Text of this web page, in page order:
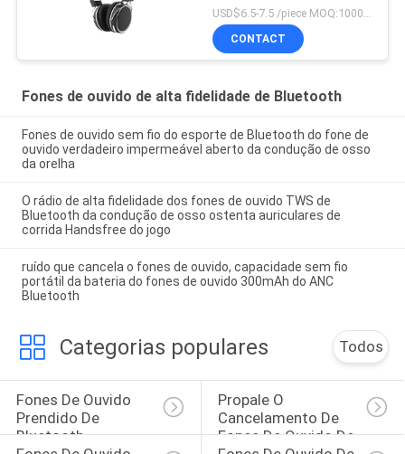
Bluetooth do controle do
toque para o esporte
USD$6.5-7.5 /piece MOQ:1000 partes por artigos
CONTACT
Fones de ouvido de alta fidelidade de Bluetooth
Fones de ouvido sem fio do esporte de Bluetooth do fone de
ouvido verdadeiro impermeável aberto da condução de osso
da orelha
O rádio de alta fidelidade dos fones de ouvido TWS de
Bluetooth da condução de osso ostenta auriculares de
corrida Handsfree do jogo
ruído que cancela o fones de ouvido, capacidade sem fio
portátil da bateria do fones de ouvido 300mAh do ANC
Bluetooth
Categorias populares Todos
Fones De Ouvido
Prendido De
Bluetooth
Propale O
Cancelamento De
Fones De Ouvido De